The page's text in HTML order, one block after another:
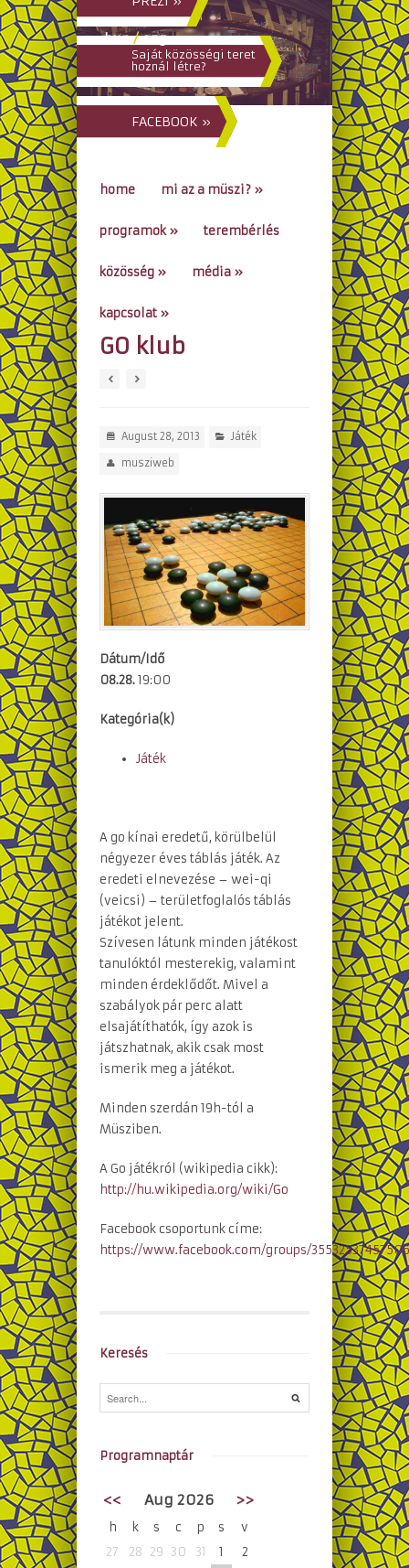
hun/eng
Saját közösségi teret
hoznál létre?
FACEBOOK »
home mi az a müszi? »
programok» terembérlés
közösség » média »
kapcsolat »
go to...
GO klub
August 28, 2013 Játék
musziweb
Dátum/Idő
08.28.19:00
Kategória(k)
Játék
A go kínai eredetű, körülbelül
négyezer éves táblás játék. Az
eredeti elnevezése – wei-qi
(veicsi) – területfoglalós táblás
játékot jelent.
Szívesen látunk minden játékost
tanulóktól mesterekig, valamint
minden érdeklődőt. Mivel a
szabályok pár perc alatt
elsajátíthatók, így azok is
játszhatnak, akik csak most
ismerik meg a játékot.
Minden szerdán 19h-tól a
Müsziben.
A Go játékról (wikipedia cikk):
http://hu.wikipedia.org/wiki/Go
Facebook csoportunk címe:
https://www.facebook.com/groups/
Keresés
Programnaptár
<< Aug 2026 >>
h k s c p s
v
27
28 29 30 31 1
2